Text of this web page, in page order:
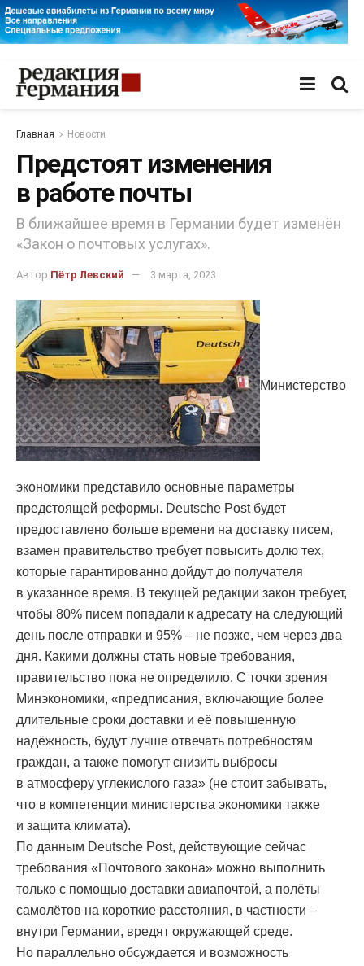
Главная Новости
Предстоят изменения
в работе почты
В ближайшее время в Германии будет изменён
«Закон о почтовых услугах».
Автор Пётр Левский 3 марта, 2023
Министерство
экономики представило основные параметры
предстоящей реформы. Deutsche Post будет
предоставлено больше времени на доставку писем,
взамен правительство требует повысить долю тех,
которые гарантированно дойдут до получателя
в указанное время. В текущей редакции закон требует,
чтобы 80% писем попадали к адресату на следующий
день после отправки и 95% – не позже, чем через два
дня. Какими должны стать новые требования,
правительство пока не определило. С точки зрения
Минэкономики, «предписания, включающие более
длительные сроки доставки и её повышенную
надёжность, будут лучше отвечать потребностям
граждан, а также помогут снизить выбросы
в атмосферу углекислого газа» (не стоит забывать,
что в компетенции министерства экономики также
и защита климата).
По данным Deutsche Post, действующие сейчас
требования «Почтового закона» можно выполнить
только с помощью доставки авиапочтой, а полёты
самолётов на короткие расстояния, в частности –
внутри Германии, вредят окружающей среде.
Но параллельно обсуждается и возможность